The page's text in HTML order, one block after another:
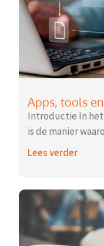
Apps, tools
Introductie In
is de manier
Lees verder